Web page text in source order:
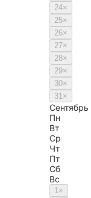
24×
25×
26×
27×
28×
29×
30×
31×
Сентябрь
Пн
Вт
Ср
Чт
Пт
Сб
Вс
1×